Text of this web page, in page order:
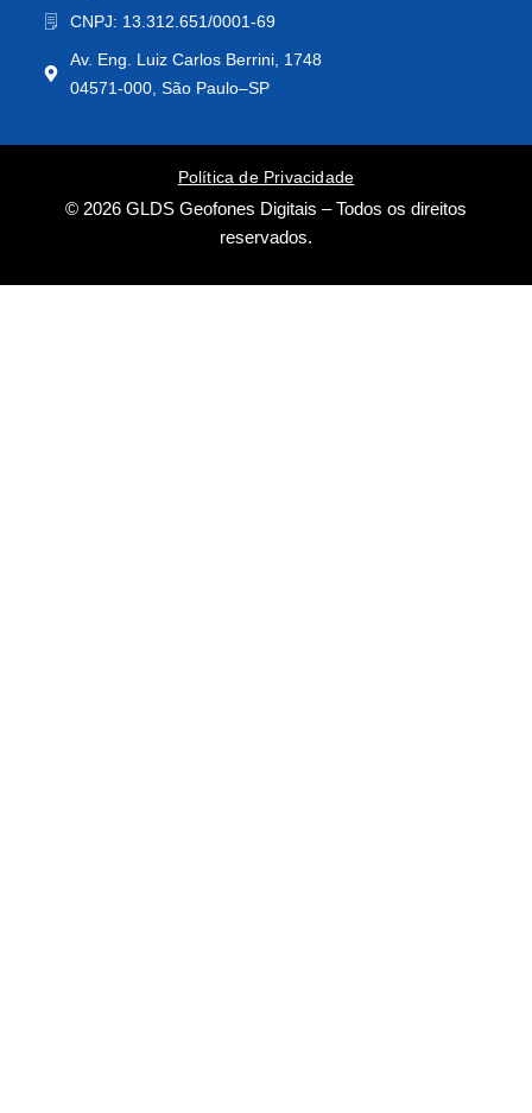
CNPJ: 13.312.651/0001-69
Av. Eng. Luiz Carlos Berrini, 1748
04571-000, São Paulo–SP
Política de Privacidade
© 2026 GLDS Geofones Digitais – Todos os direitos
reservados.